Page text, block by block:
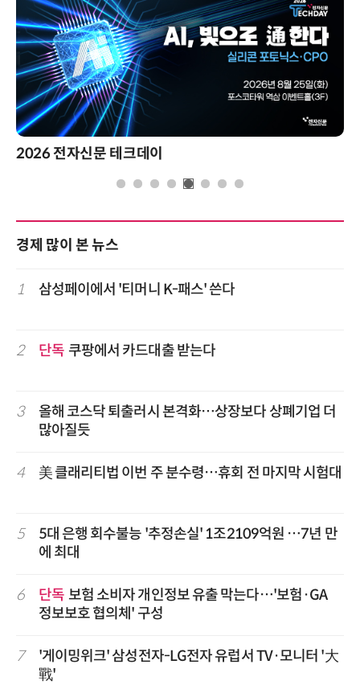
2026 전자신문 테크데이
경제 많이 본 뉴스
1 삼성페이에서 '티머니 K-패스' 쓴다
2 단독 쿠팡에서 카드대출 받는다
3
올해 코스닥 퇴출러시 본격화…상장보다 상폐기업 더
많아질듯
4 美 클래리티법 이번 주 분수령…휴회 전 마지막 시험대
5
5대 은행 회수불능 '추정손실' 1조2109억원 …7년 만
에 최대
6 단독 보험 소비자 개인정보 유출 막는다…'보험·GA
정보보호 협의체' 구성
7
'게이밍위크' 삼성전자-LG전자 유럽서 TV·모니터 '大
戰'